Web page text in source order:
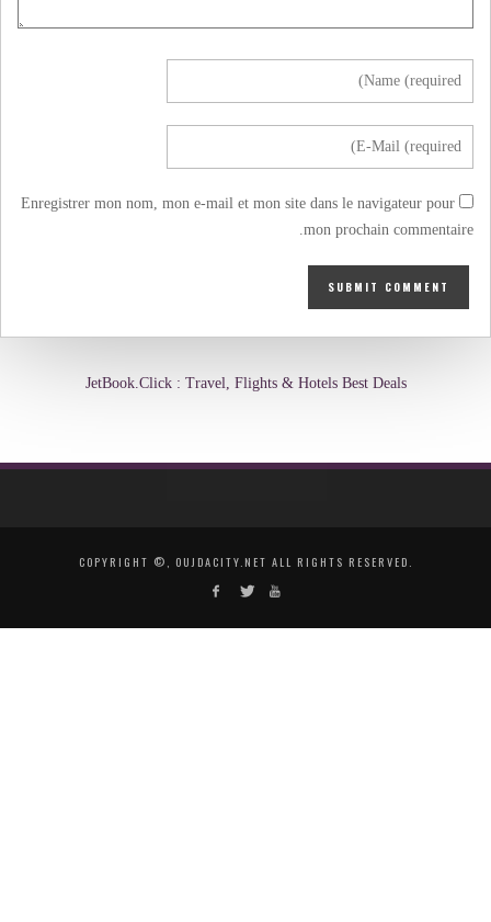
Enregistrer mon nom, mon e-mail et mon site dans le navigateur pour
mon prochain commentaire.
JetBook.Click : Travel, Flights & Hotels Best Deals
COPYRIGHT ©, OUJDACITY.NET ALL RIGHTS RESERVED.